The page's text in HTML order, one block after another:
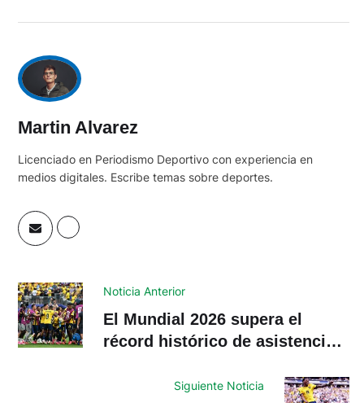
Martin Alvarez
Licenciado en Periodismo Deportivo con experiencia en
medios digitales. Escribe temas sobre deportes.
Noticia Anterior
El Mundial 2026 supera el
récord histórico de asistencia
Siguiente Noticia